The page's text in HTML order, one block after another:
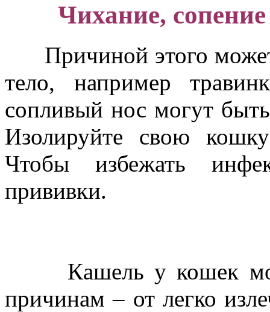
Чихание, сопение
Причиной этого может
тело, например
сопливый нос могут
Изолируйте свою
Чтобы избежать
прививки.
Кашель у кошек
причинам – от легко